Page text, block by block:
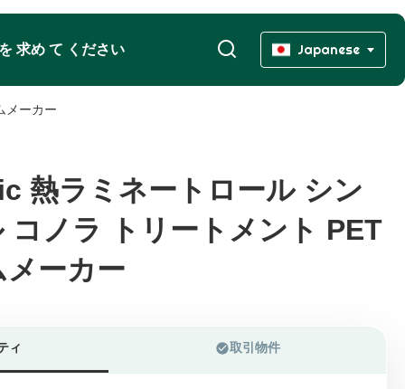
求め て ください Japanese
メーカー
熱ラミネートロール シン
コノラ トリートメント PET
ーカー
熱ラミネートロール シン
コノラ トリートメント PET
ーカー
ィ 取引物件